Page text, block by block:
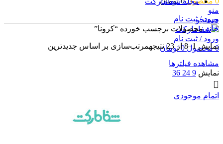
منو
جستجو
ورود / ثبت نام
0 محصول 0 تومان
ورود / ثبت نام
خانهمحصولات برچسب خورده “کرونا”
نمایش 1–8 از 23 نتیجه مرتب‌سازی بر اساس جدیدترین
مشاهده فیلترها
نمایش 9
24
36
اتمام موجودی